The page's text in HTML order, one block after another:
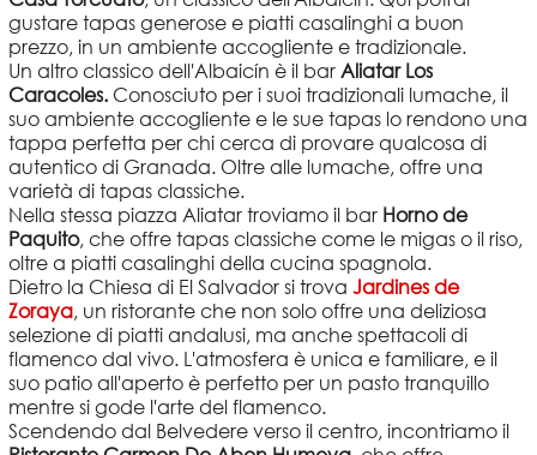
gustare tapas generose e piatti casalinghi a buon
prezzo, in un ambiente accogliente e tradizionale.
Un altro classico dell'Albaicín è il bar Aliatar Los
Caracoles.Conosciuto per i suoi tradizionali lumache, il
suo ambiente accogliente e le sue tapas lo rendono una
tappa perfetta per chi cerca di provare qualcosa di
autentico di Granada. Oltre alle lumache, offre una
varietà di tapas classiche.
Nella stessa piazza Aliatar troviamo il bar Horno de
Paquito, che offre tapas classiche come le migas o il riso,
oltre a piatti casalinghi della cucina spagnola.
Dietro la Chiesa di El Salvador si trova Jardines de
Zoraya, un ristorante che non solo offre una deliziosa
selezione di piatti andalusi, ma anche spettacoli di
flamenco dal vivo. L'atmosfera è unica e familiare, e il
suo patio all'aperto è perfetto per un pasto tranquillo
mentre si gode l'arte del flamenco.
Scendendo dal Belvedere verso il centro, incontriamo il